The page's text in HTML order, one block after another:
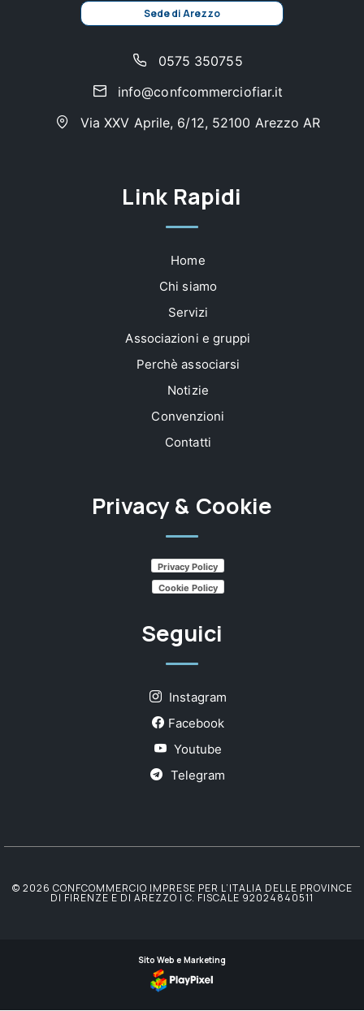
Sede di Arezzo
0575 350755
info@confcommerciofiar.it
Via XXV Aprile, 6/12, 52100 Arezzo AR
Link Rapidi
Home
Chi siamo
Servizi
Associazioni e gruppi
Perchè associarsi
Notizie
Convenzioni
Contatti
Privacy & Cookie
Privacy Policy
Cookie Policy
Seguici
Instagram
Facebook
Youtube
Telegram
© 2026 CONFCOMMERCIO IMPRESE PER L’ITALIA DELLE PROVINCE
DI FIRENZE E DI AREZZO | C. FISCALE 92024840511
Sito Web e Marketing